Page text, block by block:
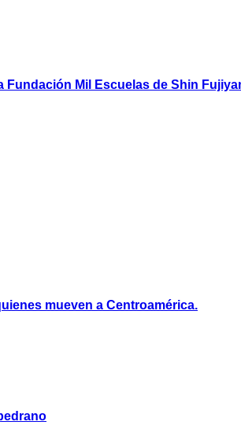
Fundación Mil Escuelas de Shin
mueven a Centroamérica.